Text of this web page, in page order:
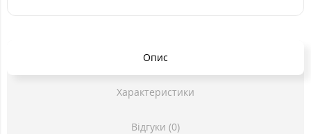
Опис
Характеристики
Відгуки (0)